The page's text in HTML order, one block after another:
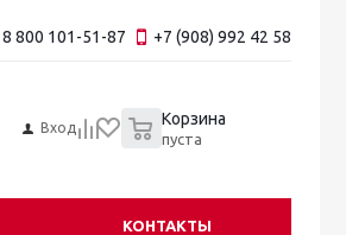
8 800 101-51-87 +7 (908) 992 42 58
Вход Корзина
пуста
КОНТАКТЫ